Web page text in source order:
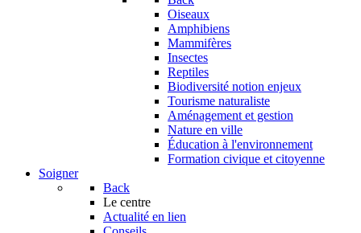
Oiseaux
Amphibiens
Mammifères
Insectes
Reptiles
Biodiversité notion enjeux
Tourisme naturaliste
Aménagement et gestion
Nature en ville
Éducation à l'environnement
Formation civique et citoyenne
Soigner
Back
Le centre
Actualité en lien